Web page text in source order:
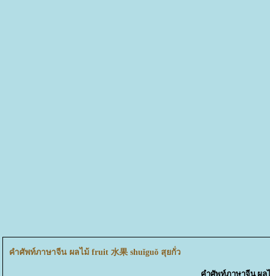
คำศัพท์ภาษาจีน ผลไม้ fruit 水果 shuǐguǒ สุยกั่ว
คำศัพท์ภาษาจีน ผล